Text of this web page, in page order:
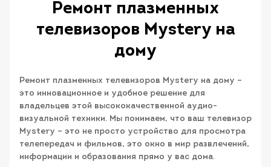
Ремонт плазменных
телевизоров Mystery на
дому
Ремонт плазменных телевизоров Mystery на дому –
это инновационное и удобное решение для
владельцев этой высококачественной аудио-
визуальной техники. Мы понимаем, что ваш телевизор
Mystery – это не просто устройство для просмотра
телепередач и фильмов, это окно в мир развлечений,
информации и образования прямо у вас дома.